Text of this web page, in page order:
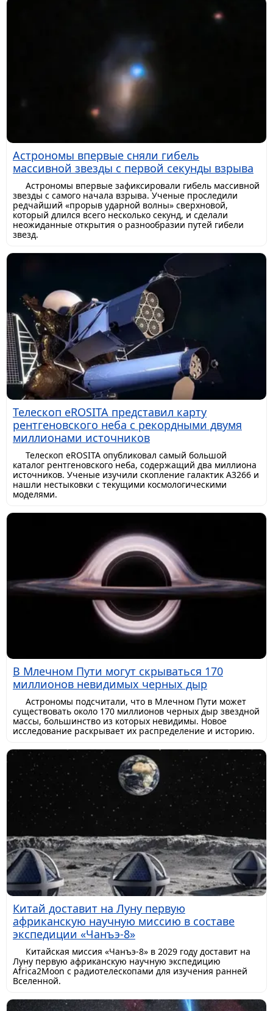
Астрономы впервые сняли гибель
массивной звезды с первой секунды взрыва
Астрономы впервые зафиксировали гибель массивной
звезды с самого начала взрыва. Ученые проследили
редчайший «прорыв ударной волны» сверхновой,
который длился всего несколько секунд, и сделали
неожиданные открытия о разнообразии путей гибели
звезд.
Телескоп eROSITA представил карту
рентгеновского неба с рекордными двумя
миллионами источников
Телескоп eROSITA опубликовал самый большой
каталог рентгеновского неба, содержащий два миллиона
источников. Ученые изучили скопление галактик A3266 и
нашли нестыковки с текущими космологическими
моделями.
В Млечном Пути могут скрываться 170
миллионов невидимых черных дыр
Астрономы подсчитали, что в Млечном Пути может
существовать около 170 миллионов черных дыр звездной
массы, большинство из которых невидимы. Новое
исследование раскрывает их распределение и историю.
Китай доставит на Луну первую
африканскую научную миссию в составе
экспедиции «Чанъэ-8»
Китайская миссия «Чанъэ-8» в 2029 году доставит на
Луну первую африканскую научную экспедицию
Africa2Moon с радиотелескопами для изучения ранней
Вселенной.